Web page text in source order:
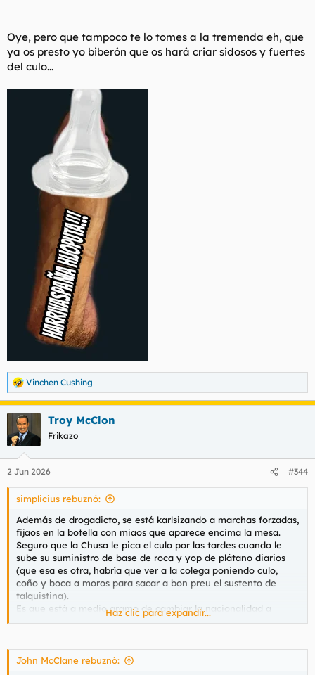
Oye, pero que tampoco te lo tomes a la tremenda eh, que
ya os presto yo biberón que os hará criar sidosos y fuertes
del culo...
R
e
a
c
i
e
s
Vinchen Cushing
Troy McClon
Frikazo
2 Jun 2026 #344
simplicius rebuznó:
Además de drogadicto, se está karlsizando a marchas forzadas,
fijaos en la botella con miaos que aparece encima la mesa.
Seguro que la Chusa le pica el culo por las tardes cuando le
sube su suministro de base de roca y yop de plátano diarios
(que esa es otra, habría que ver a la colega poniendo culo,
coño y boca a moros para sacar a bon preu el sustento de
talquistina).
Es que está a medio gramo de cambiar la nacionalidad a
chimpanzuelano y él aún no lo sabe.
Haz clic para expandir...
John McClane rebuznó: